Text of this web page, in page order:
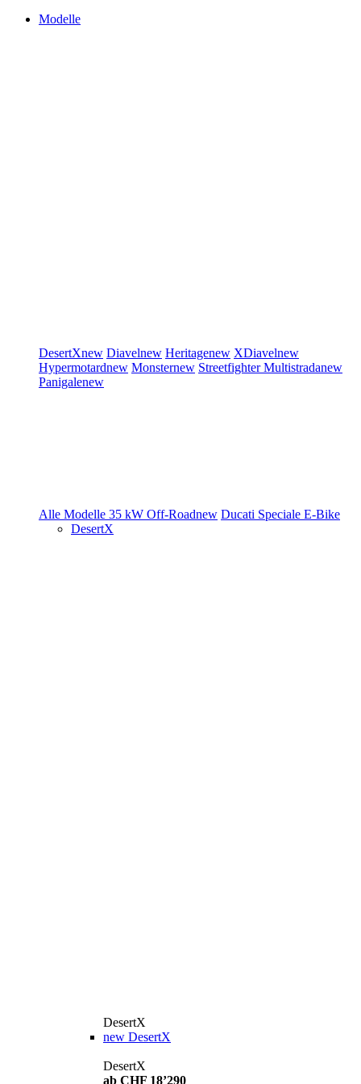
Modelle
DesertXnew Diavelnew Heritagenew XDiavelnew
Hypermotardnew Monsternew StreetfighterMultistradanew
Panigalenew
Alle Modelle 35 kW Off-Roadnew Ducati Speciale E-Bike
DesertX
DesertX
new DesertX
DesertX
ab CHF 18’290